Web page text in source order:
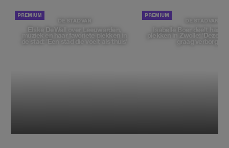
DE STAD VAN
Elske DeWall over Leeuwarden,
muziek en haar favoriete plekken in
de stad: 'Een stad die voelt als thuis'
DE STAD VAN
Isabelle Boer deelt haar
plekken in Zwolle: 'Deze
graag verborgen'